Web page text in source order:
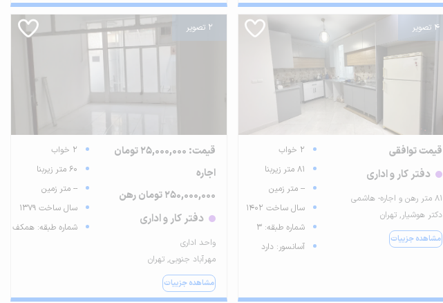
4 تصویر
قیمت توافقی
دفتر کار و اداری
۸۱ متر رهن و اجاره- هاشمی
دکتر هوشیار, تهران
مشاهده جزییات
2 خواب
81 متر زیربنا
-- متر زمین
سال ساخت 1402
شماره طبقه: 3
آسانسور: دارد
2 تصویر
قیمت: 25,000,000 تومان
اجاره
250,000,000 تومان رهن
دفتر کار و اداری
واحد اداری
مهرآباد جنوبی, تهران
مشاهده جزییات
2 خواب
60 متر زیربنا
-- متر زمین
سال ساخت 1379
شماره طبقه: همکف